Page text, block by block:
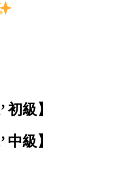
初級】
中級】